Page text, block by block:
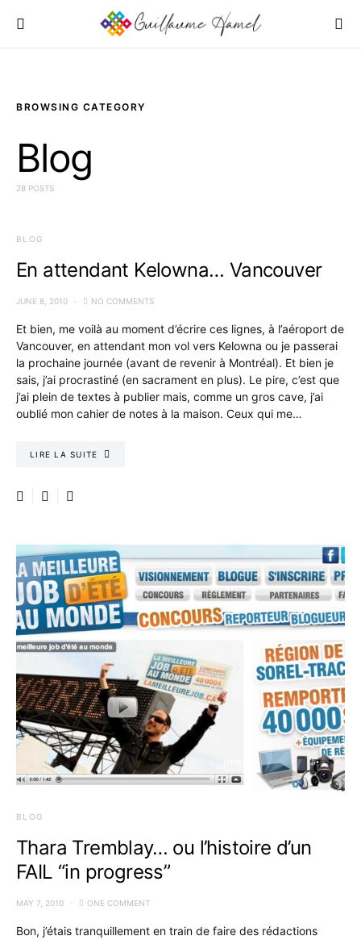
BROWSING CATEGORY
Blog
28 POSTS
BLOG
En attendant Kelowna… Vancouver
JUNE 8, 2010 NO COMMENTS
Et bien, me voilà au moment d’écrire ces lignes, à l’aéroport de
Vancouver, en attendant mon vol vers Kelowna ou je passerai
la prochaine journée (avant de revenir à Montréal). Et bien je
sais, j’ai procrastiné (en sacrament en plus). Le pire, c’est que
j’ai plein de textes à publier mais, comme un gros cave, j’ai
oublié mon cahier de notes à la maison. Ceux qui me…
LIRE LA SUITE
BLOG
Thara Tremblay… ou l’histoire d’un
FAIL “in progress”
MAY 7, 2010 ONE COMMENT
Bon, j’étais tranquillement en train de faire des rédactions